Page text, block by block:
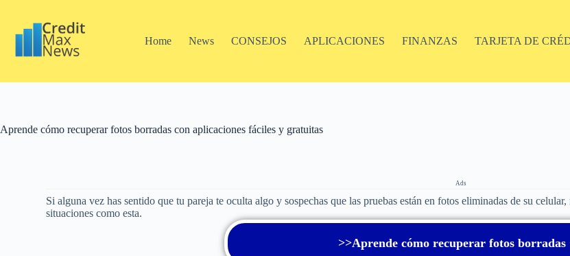
Home News CONSEJOS APLICACIONES FINANZAS TARJETA DE
Aprende cómo recuperar fotos borradas con aplicaciones fáciles y gratuitas
Ads
Si alguna vez has sentido que tu pareja te oculta algo y sospechas que las pruebas están en fotos eliminadas de su
situaciones como esta.
>>Aprende cómo recuperar fotos borradas